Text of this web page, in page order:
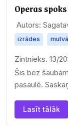
Operas spoks
Autors:
izrādes
Zintnieks. 13/
Šis bez
pasaulē.
Lasīt tālāk